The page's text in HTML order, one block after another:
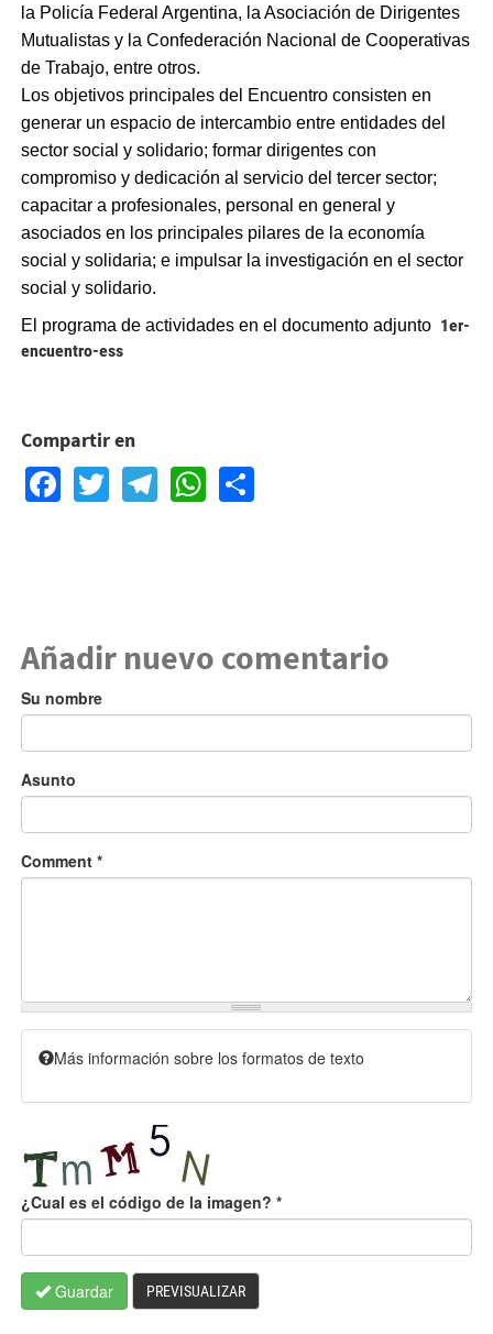
la Policía Federal Argentina, la Asociación de Dirigentes
Mutualistas y la Confederación Nacional de Cooperativas
de Trabajo, entre otros.
Los objetivos principales del Encuentro consisten en
generar un espacio de intercambio entre entidades del
sector social y solidario; formar dirigentes con
compromiso y dedicación al servicio del tercer sector;
capacitar a profesionales, personal en general y
asociados en los principales pilares de la economía
social y solidaria; e impulsar la investigación en el sector
social y solidario.
El programa de actividades en el documento adjunto 1er-
encuentro-ess
Compartir en
Facebook
TwitterTelegram
WhatsApp
Share
Añadir nuevo comentario
Su nombre
Asunto
Comment *
Más información sobre los formatos de texto
¿Cual es el código de la imagen? *
Guardar PREVISUALIZAR